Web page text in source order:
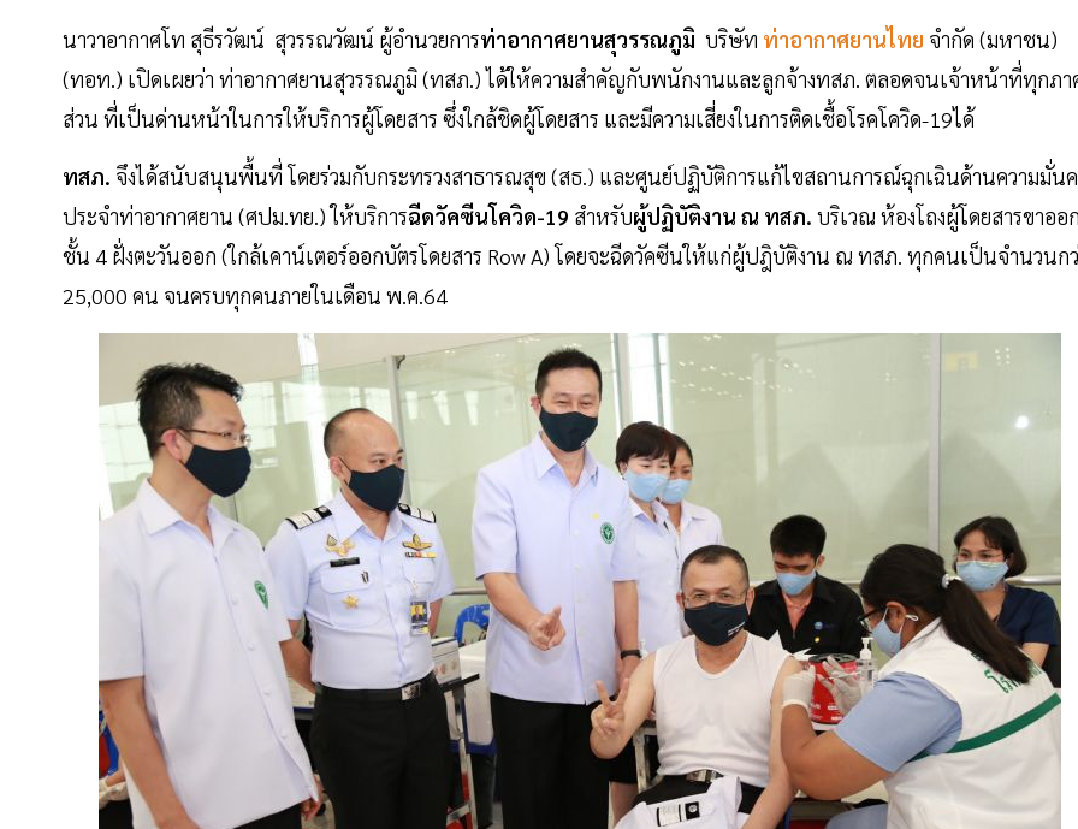
นาวาอากาศโท สุธีรวัฒน์ สุวรรณวัฒน์ ผู้อำนวยการท่าอากาศยานสุวรรณภูมิ บริษัท ท่าอากาศยานไทย จำกัด (มหาชน)
(ทอท.) เปิดเผยว่า ท่าอากาศยานสุวรรณภูมิ (ทสภ.) ได้ให้ความสำคัญกับพนักงานและลูกจ้างทสภ. ตลอดจนเจ้าหน้าที่ทุกภา
ส่วน ที่เป็นด่านหน้าในการให้บริการผู้โดยสาร ซึ่งใกล้ชิดผู้โดยสาร และมีความเสี่ยงในการติดเชื้อโรคโควิด-19ได้
ทสภ. จึงได้สนับสนุนพื้นที่ โดยร่วมกับกระทรวงสาธารณสุข (สธ.) และศูนย์ปฏิบัติการแก้ไขสถานการณ์ฉุกเฉินด้านความมั่น
ประจำท่าอากาศยาน (ศปม.ทย.) ให้บริการฉีดวัคซีนโควิด-19 สำหรับผู้ปฏิบัติงาน ณ ทสภ. บริเวณ ห้องโถงผู้โดยสารขาออก
ชั้น 4 ฝั่งตะวันออก (ใกล้เคาน์เตอร์ออกบัตรโดยสาร Row A) โดยจะฉีดวัคซีนให้แก่ผู้ปฎิบัติงาน ณ ทสภ. ทุกคนเป็นจำนวนก
25,000 คน จนครบทุกคนภายในเดือน พ.ค.64